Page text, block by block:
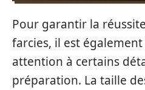
Pour garantir la
farcies, il est
attention à certains
préparation. La taille